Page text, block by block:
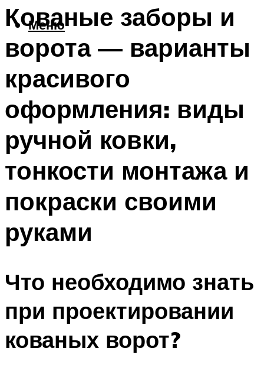
Меню
Кованые заборы и
ворота — варианты
красивого
оформления: виды
ручной ковки,
тонкости монтажа и
покраски своими
руками
Что необходимо знать
при проектировании
кованых ворот?